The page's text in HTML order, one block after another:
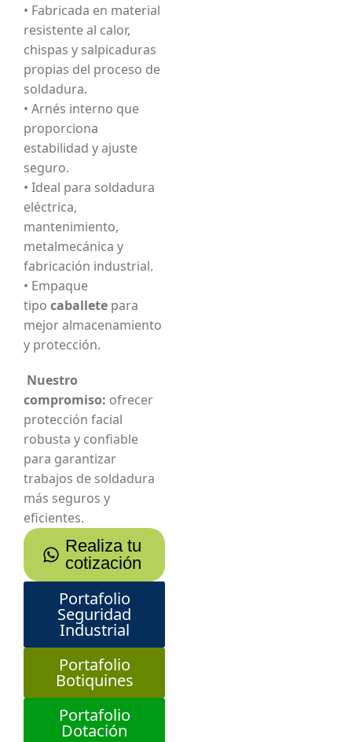
• Fabricada en material
resistente al calor,
chispas y salpicaduras
propias del proceso de
soldadura.
• Arnés interno que
proporciona
estabilidad y ajuste
seguro.
• Ideal para soldadura
eléctrica,
mantenimiento,
metalmecánica y
fabricación industrial.
• Empaque
tipo caballete para
mejor almacenamiento
y protección.
Nuestro
compromiso: ofrecer
protección facial
robusta y confiable
para garantizar
trabajos de soldadura
más seguros y
eficientes.
Realiza tu
cotización
Portafolio
Seguridad
Industrial
Portafolio
Botiquines
Portafolio
Dotación